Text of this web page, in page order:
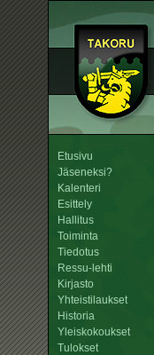
Etusivu
Jäseneksi?
Kalenteri
Esittely
Hallitus
Toiminta
Tiedotus
Ressu-lehti
Kirjasto
Yhteistilaukset
Historia
Yleiskokoukset
Tulokset